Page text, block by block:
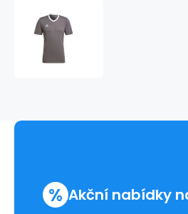
-
% Akční nabídky